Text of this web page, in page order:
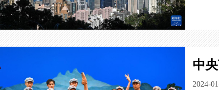
中
2024-